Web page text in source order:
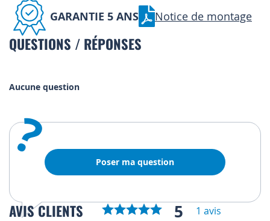
GARANTIE 5 ANS Notice de montage
QUESTIONS / RÉPONSES
Aucune question
? Poser ma question
AVIS CLIENTS 5 1 avis